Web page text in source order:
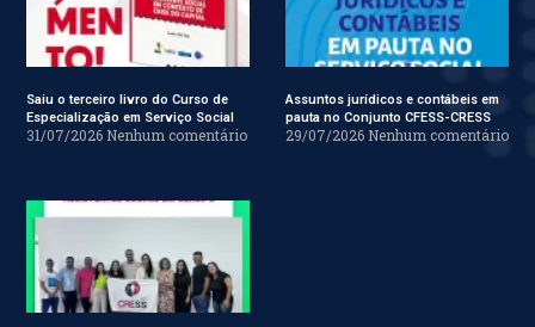
Saiu o terceiro livro do Curso de
Especialização em Serviço Social
31/07/2026 Nenhum comentário
Assuntos jurídicos e contábeis em
pauta no Conjunto CFESS-CRESS
29/07/2026 Nenhum comentário